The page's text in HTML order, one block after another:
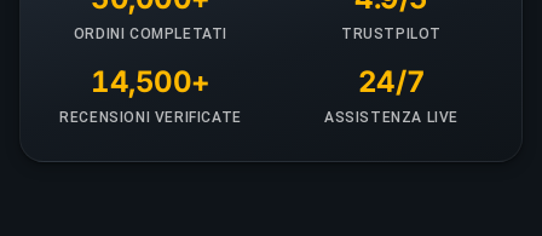
ORDINI COMPLETATI TRUSTPILOT
14,500+
RECENSIONI VERIFICATE
24/7
ASSISTENZA LIVE